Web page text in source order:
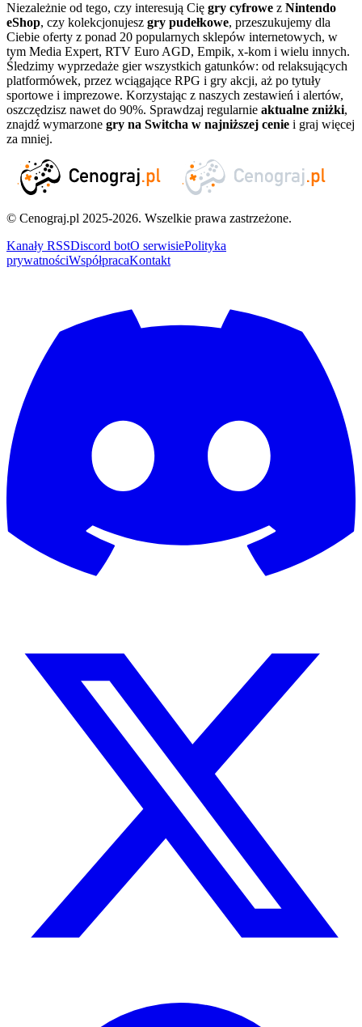
Niezależnie od tego, czy interesują Cię gry cyfrowe z Nintendo
eShop, czy kolekcjonujesz gry pudełkowe, przeszukujemy dla
Ciebie oferty z ponad 20 popularnych sklepów internetowych, w
tym Media Expert, RTV Euro AGD, Empik, x-kom i wielu innych.
Śledzimy wyprzedaże gier wszystkich gatunków: od relaksujących
platformówek, przez wciągające RPG i gry akcji, aż po tytuły
sportowe i imprezowe. Korzystając z naszych zestawień i alertów,
oszczędzisz nawet do 90%. Sprawdzaj regularnie aktualne zniżki,
znajdź wymarzone gry na Switcha w najniższej cenie i graj więcej
za mniej.
© Cenograj.pl 2025-2026. Wszelkie prawa zastrzeżone.
Kanały RSSDiscord botO serwisiePolityka
prywatnościWspółpracaKontakt